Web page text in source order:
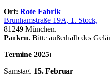
Ort: Rote Fabrik
Brunhamstraße 19A, 1. Stock,
81249 München.
Parken: Bitte außerhalb des
Termine 2025:
Samstag, 15. Februar